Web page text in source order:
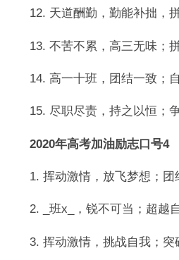
12. 天道酬勤，勤能补拙，
13. 不苦不累，高三无味；
14. 高一十班，团结一致；
15. 尽职尽责，持之以恒；
2020年高考加油励志口号4
1. 挥动激情，放飞梦想；团
2. _班x_，锐不可当；超越
3. 挥动激情，挑战自我；突